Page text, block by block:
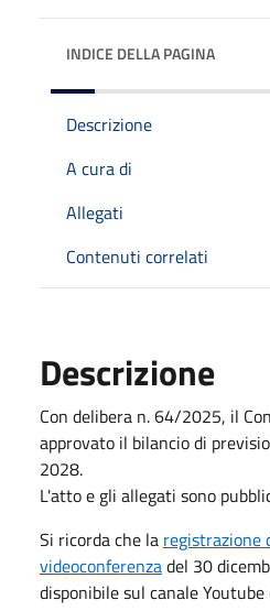
INDICE DELLA PAGINA
Descrizione
A cura di
Allegati
Contenuti correlati
Descrizione
Con delibera n. 64/2025, il
approvato il bilancio di
2028.
L'atto e gli allegati sono
Si ricorda che la registrazione
videoconferenzadel 30
disponibile sul canale Youtube